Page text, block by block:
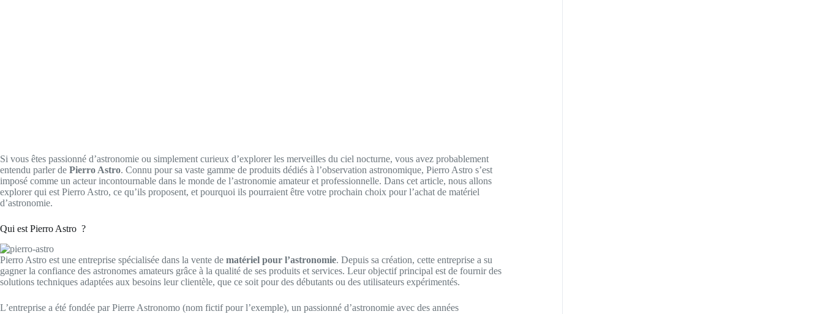
Si vous êtes passionné d’astronomie ou simplement curieux d’explorer les merveilles du ciel nocturne, vous avez probablement
entendu parler de Pierro Astro. Connu pour sa vaste gamme de produits dédiés à l’observation astronomique, Pierro Astro s’est
imposé comme un acteur incontournable dans le monde de l’astronomie amateur et professionnelle. Dans cet article, nous allons
explorer qui est Pierro Astro, ce qu’ils proposent, et pourquoi ils pourraient être votre prochain choix pour l’achat de matériel
d’astronomie.
Qui est Pierro Astro ?
Pierro Astro est une entreprise spécialisée dans la vente de matériel pour l’astronomie. Depuis sa création, cette entreprise a su
gagner la confiance des astronomes amateurs grâce à la qualité de ses produits et services. Leur objectif principal est de fournir des
solutions techniques adaptées aux besoins leur clientèle, que ce soit pour des débutants ou des utilisateurs expérimentés.
L’entreprise a été fondée par Pierre Astronomo (nom fictif pour l’exemple), un passionné d’astronomie avec des années